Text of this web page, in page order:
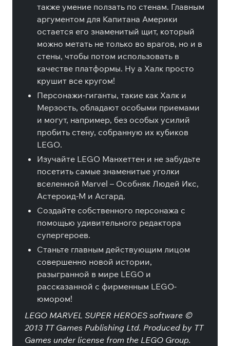
также умение ползать по стенам. Главным
аргументом для Капитана Америки
остается его знаменитый щит, который
можно метать не только во врагов, но и в
стены, чтобы потом использовать в
качестве платформы. Ну а Халк просто
крушит все кругом!
Персонажи-гиганты, такие как Халк и
Мерзость, обладают особыми приемами
и могут, например, без особых усилий
пробить стену, собранную их кубиков
LEGO.
Изучайте LEGO Манхеттен и не забудьте
посетить самые знаменитые уголки
вселенной Marvel – Особняк Людей Икс,
Астероид-М и Асгард.
Создайте собственного персонажа с
помощью удивительного редактора
супергероев.
Станьте главным действующим лицом
совершенно новой истории,
разыгранной в мире LEGO и
рассказанной с фирменным LEGO-
юмором!
LEGO MARVEL SUPER HEROES software ©
2013 TT Games Publishing Ltd. Produced by TT
Games under license from the LEGO Group.